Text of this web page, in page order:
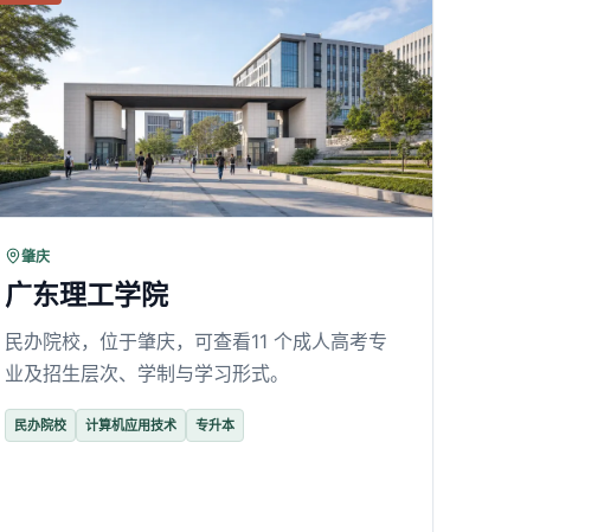
肇庆
广东理工学院
民办院校，位于肇庆，可查看11 个成人高考专
业及招生层次、学制与学习形式。
民办院校 计算机应用技术 专升本